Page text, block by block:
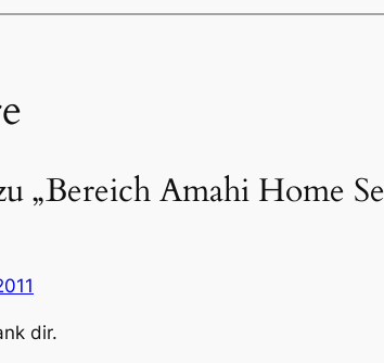
„Bereich Amahi Home
dir.